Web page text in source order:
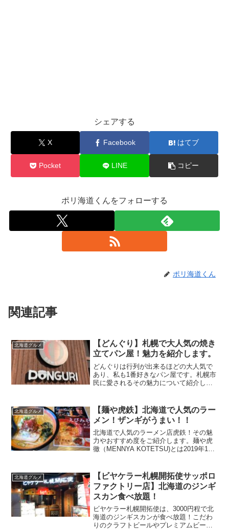
シェアする
X Facebook はてブ
Pocket LINE コピー
ポリ海道くんをフォローする
ポリ海道くん
関連記事
北海道グルメ
【どんぐり】札幌で大人気の焼き
立てパン屋！魅力を紹介します。
どんぐりは行列が出来るほどの大人気で
あり、私も1番好きなパン屋です。札幌市
民に愛されるその魅力について紹介して
舗をもつ大人気のどんぐりですが、最初
は西区円山に...
北海道グルメ
【麺や虎鉄】北海道で人気のラー
メン！ザンギがうまい！！
北海道で人気のラーメン店虎鉄！その魅
力やおすすめ度をご紹介します。麺や虎
徹（MENNYA KOTETSU)とは2019年11
炊き上げた白濁スープと自家製面、さら
には...
北海道グルメ
【ビヤケラー札幌開拓使サッポロ
ファクトリー店】北海道のジンギ
スカン食べ放題！
ビヤケラー札幌開拓使は、3000円程で北
海道のジンギスカンが食べ放題！こだわ
りのクラフトビールやプレミアムビー